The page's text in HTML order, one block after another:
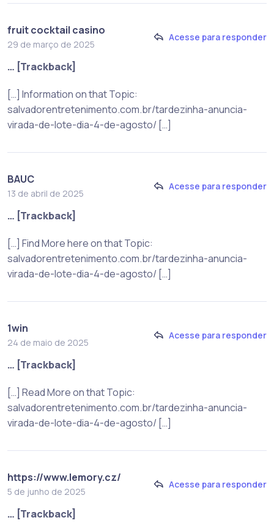
fruit cocktail casino
29 de março de 2025
Acesse para responder
… [Trackback]
[…] Information on that Topic:
salvadorentretenimento.com.br/tardezinha-anuncia-
virada-de-lote-dia-4-de-agosto/ […]
BAUC
13 de abril de 2025
Acesse para responder
… [Trackback]
[…] Find More here on that Topic:
salvadorentretenimento.com.br/tardezinha-anuncia-
virada-de-lote-dia-4-de-agosto/ […]
1win
24 de maio de 2025
Acesse para responder
… [Trackback]
[…] Read More on that Topic:
salvadorentretenimento.com.br/tardezinha-anuncia-
virada-de-lote-dia-4-de-agosto/ […]
https://www.lemory.cz/
5 de junho de 2025
Acesse para responder
… [Trackback]